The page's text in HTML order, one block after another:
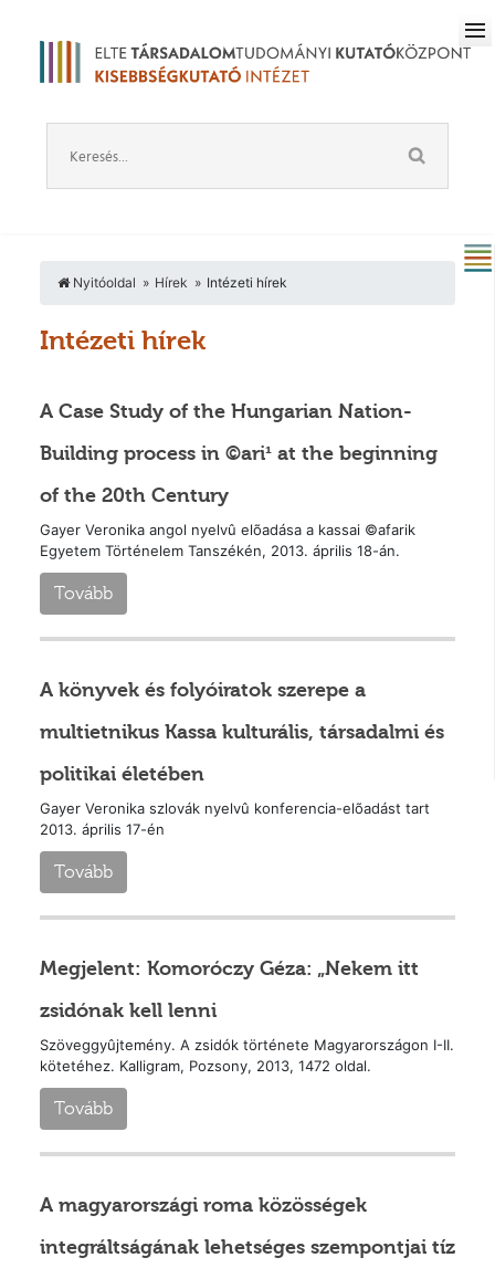
Nyitóoldal Hírek Intézeti hírek
Intézeti hírek
A Case Study of the Hungarian Nation-
Building process in ©ari¹ at the beginning
of the 20th Century
Gayer Veronika angol nyelvû elõadása a kassai ©afarik
Egyetem Történelem Tanszékén, 2013. április 18-án.
Tovább
A könyvek és folyóiratok szerepe a
multietnikus Kassa kulturális, társadalmi és
politikai életében
Gayer Veronika szlovák nyelvû konferencia-elõadást tart
2013. április 17-én
Tovább
Megjelent: Komoróczy Géza: „Nekem itt
zsidónak kell lenni
Szöveggyûjtemény. A zsidók története Magyarországon I-II.
kötetéhez. Kalligram, Pozsony, 2013, 1472 oldal.
Tovább
A magyarországi roma közösségek
integráltságának lehetséges szempontjai tíz